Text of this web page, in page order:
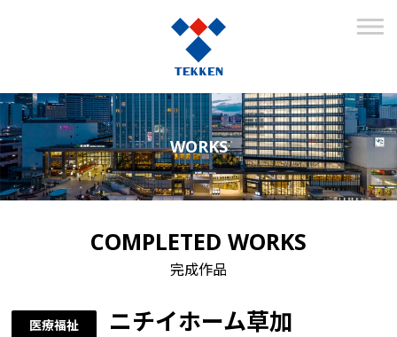
WORKS
COMPLETED WORKS
完成作品
医療福祉 ニチイホーム草加